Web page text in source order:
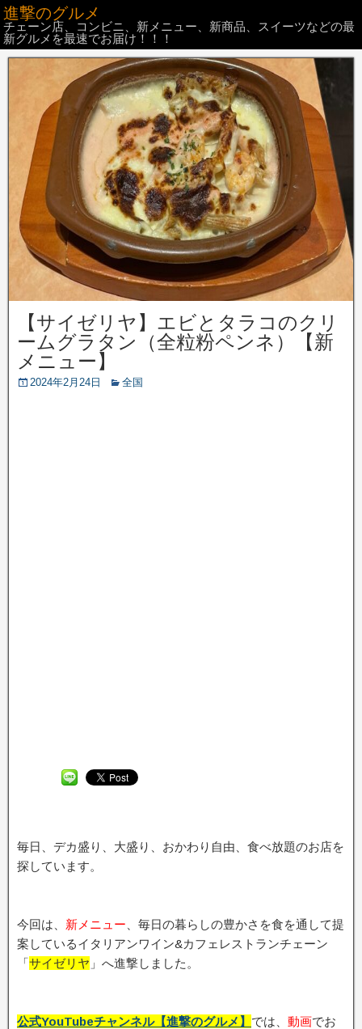
進撃のグルメ
チェーン店、コンビニ、新メニュー、新商品、スイーツなどの最
新グルメを最速でお届け！！！
【サイゼリヤ】エビとタラコのクリ
ームグラタン（全粒粉ペンネ）【新
メニュー】
2024年2月24日 全国
毎日、デカ盛り、大盛り、おかわり自由、食べ放題のお店を
探しています。
今回は、 新メニュー 、毎日の暮らしの豊かさを食を通して提
案しているイタリアンワイン&カフェレストランチェーン
「サイゼリヤ 」へ進撃しました。
公式YouTubeチャンネル【進撃のグルメ】 では、 動画でお